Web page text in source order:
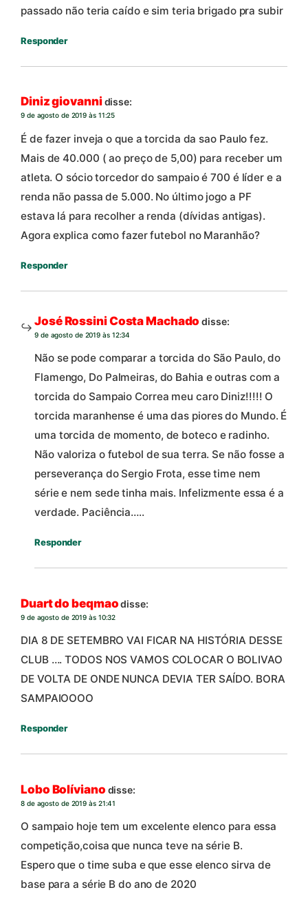
passado não teria caído e sim teria brigado pra subir
Responder
Diniz giovannidisse:
9 de agosto de 2019 às 11:25
É de fazer inveja o que a torcida da sao Paulo fez.
Mais de 40.000 ( ao preço de 5,00) para receber um
atleta. O sócio torcedor do sampaio é 700 é líder e a
renda não passa de 5.000. No último jogo a PF
estava lá para recolher a renda (dívidas antigas).
Agora explica como fazer futebol no Maranhão?
Responder
José Rossini Costa Machado disse:
9 de agosto de 2019 às 12:34
Não se pode comparar a torcida do São Paulo, do
Flamengo, Do Palmeiras, do Bahia e outras com a
torcida do Sampaio Correa meu caro Diniz!!!!! O
torcida maranhense é uma das piores do Mundo. É
uma torcida de momento, de boteco e radinho.
Não valoriza o futebol de sua terra. Se não fosse a
perseverança do Sergio Frota, esse time nem
série e nem sede tinha mais. Infelizmente essa é a
verdade. Paciência…..
Responder
Duart do beqmao disse:
9 de agosto de 2019 às 10:32
DIA 8 DE SETEMBRO VAI FICAR NA HISTÓRIA DESSE
CLUB …. TODOS NOS VAMOS COLOCAR O BOLIVAO
DE VOLTA DE ONDE NUNCA DEVIA TER SAÍDO. BORA
SAMPAIOOOO
Responder
Lobo Bolíviano disse:
8 de agosto de 2019 às 21:41
O sampaio hoje tem um excelente elenco para essa
competição,coisa que nunca teve na série B.
Espero que o time suba e que esse elenco sirva de
base para a série B do ano de 2020